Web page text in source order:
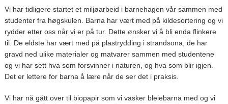
Vi har tidligere startet et miljøarbeid i barnehagen vår sammen med
studenter fra høgskulen. Barna har vært med på kildesortering og vi
rydder etter oss når vi er på tur. Dette ønsker vi å bli enda flinkere
til. De eldste har vært med på plastrydding i strandsona, de har
gravd ned ulike materialer og matvarer sammen med studentene
og vi har sett hva som forsvinner i naturen, og hva som blir igjen.
Det er lettere for barna å lære når de ser det i praksis.
Vi har nå gått over til biopapir som vi vasker bleiebarna med og vi